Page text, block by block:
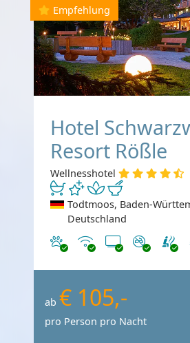
Empfehlung
Hotel
Resort Rößle
Wellnesshotel
Todtmoos, Baden-
Deutschland
Haustiere erlaubt
Internet
TV
ab € 105,-
pro Person pro Nacht